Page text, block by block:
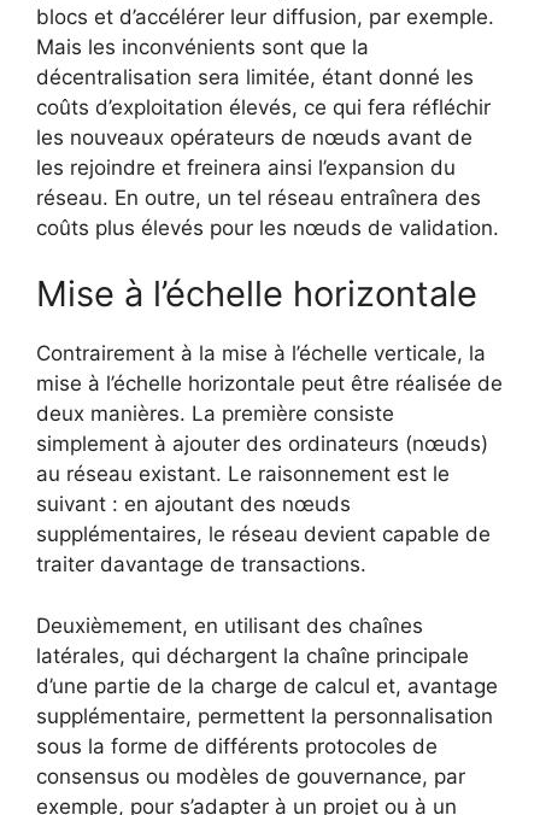
blocs et d’accélérer leur diffusion, par exemple.
Mais les inconvénients sont que la
décentralisation sera limitée, étant donné les
coûts d’exploitation élevés, ce qui fera réfléchir
les nouveaux opérateurs de nœuds avant de
les rejoindre et freinera ainsi l’expansion du
réseau. En outre, un tel réseau entraînera des
coûts plus élevés pour les nœuds de validation.
Mise à l’échelle horizontale
Contrairement à la mise à l’échelle verticale, la
mise à l’échelle horizontale peut être réalisée de
deux manières. La première consiste
simplement à ajouter des ordinateurs (nœuds)
au réseau existant. Le raisonnement est le
suivant : en ajoutant des nœuds
supplémentaires, le réseau devient capable de
traiter davantage de transactions.
Deuxièmement, en utilisant des chaînes
latérales, qui déchargent la chaîne principale
d’une partie de la charge de calcul et, avantage
supplémentaire, permettent la personnalisation
sous la forme de différents protocoles de
consensus ou modèles de gouvernance, par
exemple, pour s’adapter à un projet ou à un